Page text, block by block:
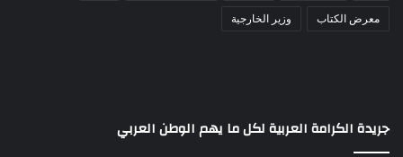
معرض الكتاب وزير الخارجية
جريدة الكرامة العربية لكل ما يهم الوطن العربي